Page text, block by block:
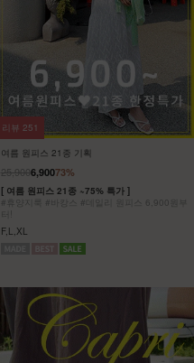
여름 원피스 21종 기획
73%
25,9006,900
[ 여름 원피스 21종 ~75% 특가 ]
#휴양지룩 #바캉스 #데일리 원피스 6,900원부
F,L,XL
리뷰 251